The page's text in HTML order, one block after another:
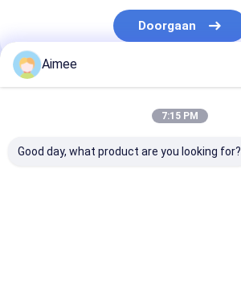
Statief tourniquet Gate
Advertentiebelemmering
De Poort van de de niet-lentebarrière
Doorgaan
Onze Categorieën
Aimee
7:15 PM
Good day, what product are you looking for?